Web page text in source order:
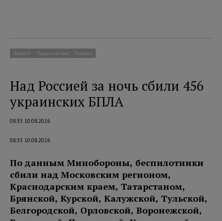
Новости Происшествия Главное
Над Россией за ночь сбили 456
украинских БПЛА
08:33 10.08.2026
08:33 10.08.2026
По данным Минобороны, беспилотники
сбили над Московским регионом,
Краснодарским краем, Татарстаном,
Брянской, Курской, Калужской, Тульской,
Белгородской, Орловской, Воронежской,